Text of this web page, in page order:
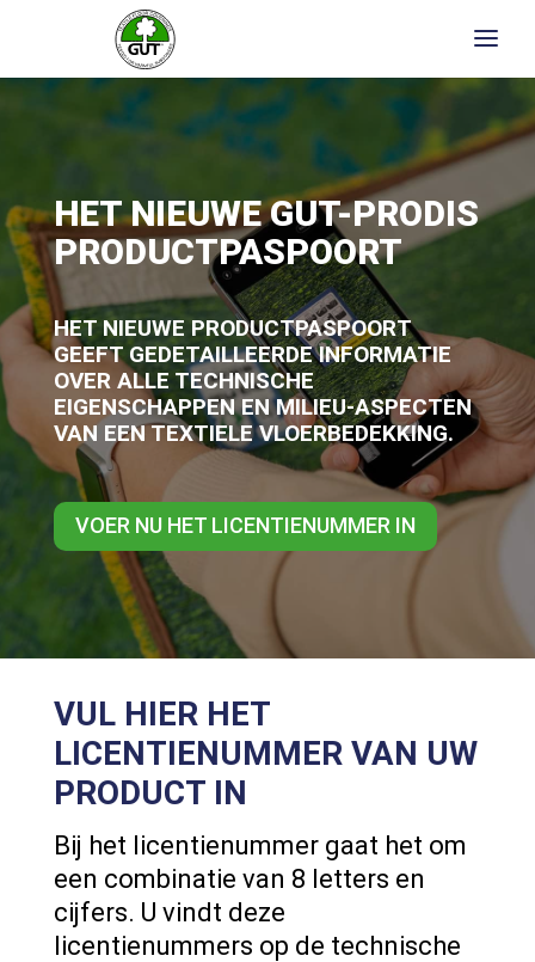
HET NIEUWE GUT-PRODIS
PRODUCTPASPOORT
HET NIEUWE PRODUCTPASPOORT
GEEFT GEDETAILLEERDE INFORMATIE
OVER ALLE TECHNISCHE
EIGENSCHAPPEN EN MILIEU-ASPECTEN
VAN EEN TEXTIELE VLOERBEDEKKING.
VOER NU HET LICENTIENUMMER IN
VUL HIER HET
LICENTIENUMMER VAN UW
PRODUCT IN
Bij het licentienummer gaat het om
een combinatie van 8 letters en
cijfers. U vindt deze
licentienummers op de technische